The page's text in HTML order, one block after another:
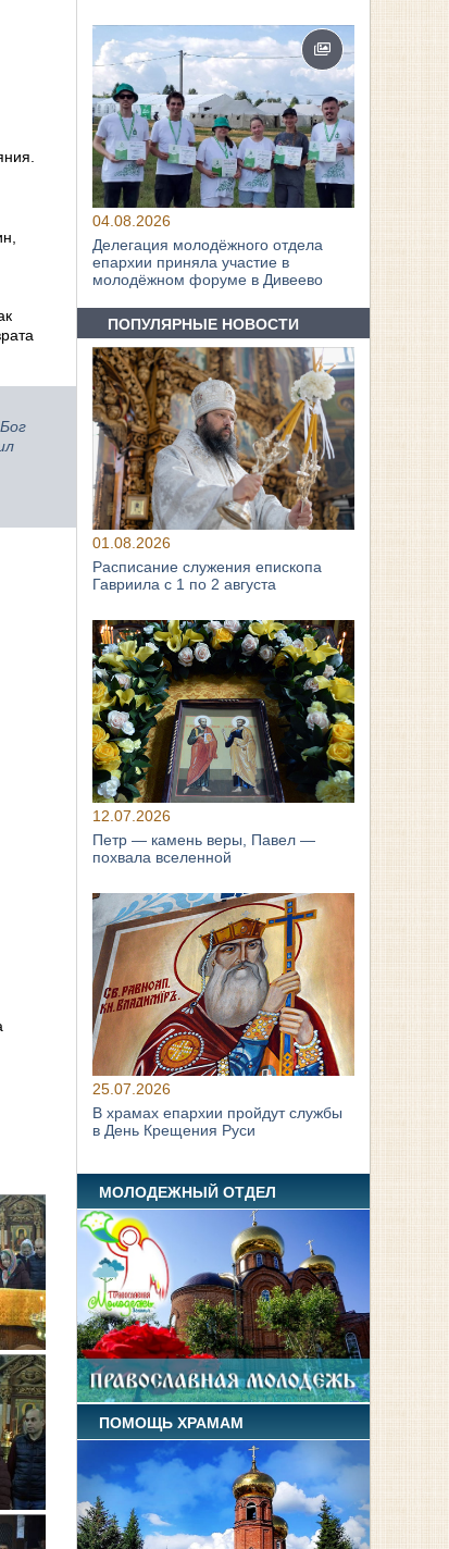
04.08.2026
Делегация молодёжного отдела
епархии приняла участие в
молодёжном форуме в Дивеево
ПОПУЛЯРНЫЕ НОВОСТИ
01.08.2026
Расписание служения епископа
Гавриила с 1 по 2 августа
12.07.2026
Петр — камень веры, Павел —
похвала вселенной
25.07.2026
В храмах епархии пройдут службы
в День Крещения Руси
МОЛОДЕЖНЫЙ ОТДЕЛ
ПОМОЩЬ ХРАМАМ